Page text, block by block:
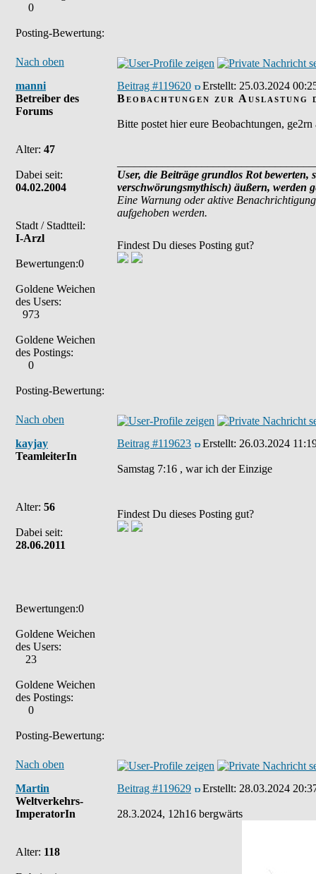
0
Posting-Bewertung:
Nach oben
manni
Betreiber des
Forums
Alter: 47
Dabei seit:
04.02.2004
Stadt / Stadtteil:
I-Arzl
Bewertungen:0
Goldene Weichen
des Users:
973
Goldene Weichen
des Postings:
0
Posting-Bewertung:
Beitrag #119620 Erstellt: 25.03.2024
Beobachtungen zur Auslastung
Bitte postet hier eure Beobachtungen,
User, die Beiträge grundlos Rot
verschwörungsmythisch) äußern, werden
Eine Warnung oder aktive
aufgehoben werden.
Findest Du dieses Posting gut?
Nach oben
kayjay
TeamleiterIn
Alter: 56
Dabei seit:
28.06.2011
Bewertungen:0
Goldene Weichen
des Users:
23
Goldene Weichen
des Postings:
0
Posting-Bewertung:
Beitrag #119623 Erstellt: 26.03.2024
Samstag 7:16 , war ich der Einzige
Findest Du dieses Posting gut?
Nach oben
Martin
Weltverkehrs-
ImperatorIn
Alter: 118
Beitrag #119629 Erstellt: 28.03.2024
28.3.2024, 12h16 bergwärts